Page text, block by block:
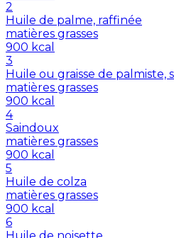
2
Huile de palme, raffinée
matières grasses
900 kcal
3
Huile ou graisse de palmiste,
matières grasses
900 kcal
4
Saindoux
matières grasses
900 kcal
5
Huile de colza
matières grasses
900 kcal
6